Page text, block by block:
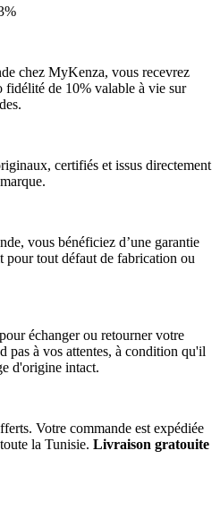
chez MyKenza, vous recevrez
fidélité de 10% valable à vie sur
certifiés et issus directement
vous bénéficiez d’une garantie
pour tout défaut de fabrication ou
échanger ou retourner votre
pas à vos attentes, à condition qu'il
d'origine intact.
Votre commande est expédiée
la Tunisie. Livraison gratouite